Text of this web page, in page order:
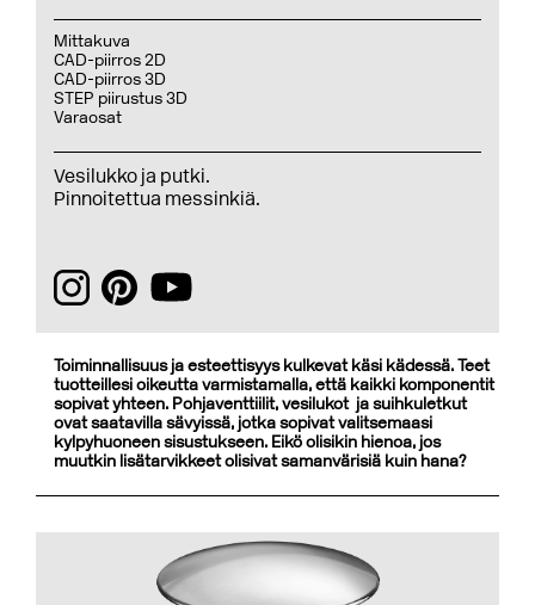
Mittakuva
CAD-piirros 2D
CAD-piirros 3D
STEP piirustus 3D
Varaosat
Vesilukko ja putki.
Pinnoitettua messinkiä.
Toiminnallisuus ja esteettisyys kulkevat käsi kädessä. Teet
tuotteillesi oikeutta varmistamalla, että kaikki komponentit
sopivat yhteen. Pohjaventtiilit, vesilukot ja suihkuletkut
ovat saatavilla sävyissä, jotka sopivat valitsemaasi
kylpyhuoneen sisustukseen. Eikö olisikin hienoa, jos
muutkin lisätarvikkeet olisivat samanvärisiä kuin hana?